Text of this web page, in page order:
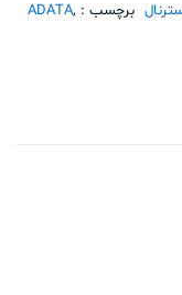
برچسب : ADATA,